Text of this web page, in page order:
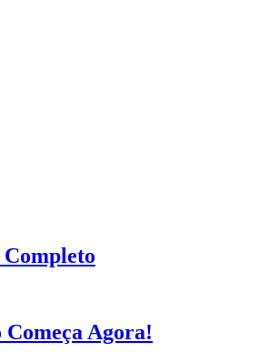
Agora!